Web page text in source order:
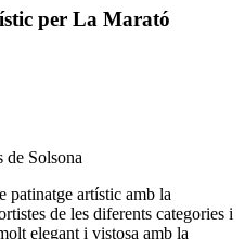
per La Marató
de Solsona
patinatge artístic amb la
de les diferents categories i
elegant i vistosa amb la